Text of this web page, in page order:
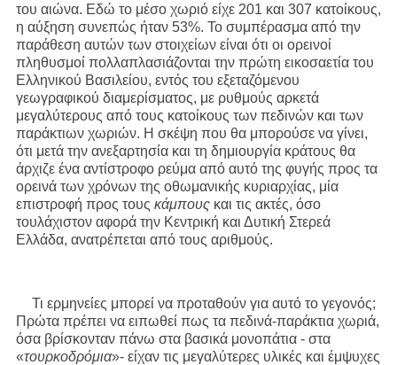
του αιώνα. Εδώ το μέσο χωριό είχε 201 και 307 κατοίκους,
η αύξηση συνεπώς ήταν 53%. Το συμπέρασμα από την
παράθεση αυτών των στοιχείων είναι ότι οι ορεινοί
πληθυσμοί πολλαπλασιάζονται την πρώτη εικοσαετία του
Ελληνικού Βασιλείου, εντός του εξεταζόμενου
γεωγραφικού διαμερίσματος, με ρυθμούς αρκετά
μεγαλύτερους από τους κατοίκους των πεδινών και των
παράκτιων χωριών. Η σκέψη που θα μπορούσε να γίνει,
ότι μετά την ανεξαρτησία και τη δημιουργία κράτους θα
άρχιζε ένα αντίστροφο ρεύμα από αυτό της φυγής προς τα
ορεινά των χρόνων της οθωμανικής κυριαρχίας, μία
επιστροφή προς τους κάμπους και τις ακτές, όσο
τουλάχιστον αφορά την Κεντρική και Δυτική Στερεά
Ελλάδα, ανατρέπεται από τους αριθμούς.
Τι ερμηνείες μπορεί να προταθούν για αυτό το γεγονός;
Πρώτα πρέπει να ειπωθεί πως τα πεδινά-παράκτια χωριά,
όσα βρίσκονταν πάνω στα βασικά μονοπάτια - στα
«τουρκοδρόμια»- είχαν τις μεγαλύτερες υλικές και έμψυχες